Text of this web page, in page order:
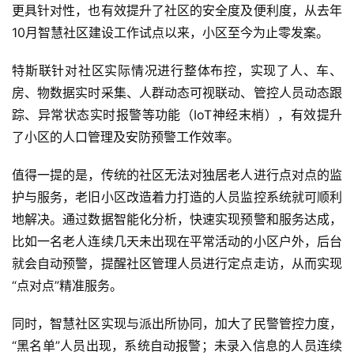
智
城
市
更
内
容
更具针对性，也有效提升了社区的安全度及便利度，从去年
10月智慧社区建设工作试点以来，小区至今为止零发案。
特斯联针对社区实际情况进行整体布控，实现了人、车、
房、物数据实时采集、人群动态可视联动、管控人员动态跟
踪、异常状态实时报警等功能（IoT神经末梢），有效提升
了小区的人口管理及安防预警工作效率。
值得一提的是，传统的社区无法对独居老人进行点对点的监
护与服务，老旧小区改造着力打造的人员监控系统就可顺利
地解决。通过数据智能化分析，快速实现预警和服务达成，
比如一名老人连续几天未出现在平常活动的小区户外，后台
就会自动预警，提醒社区管理人员进行定点走访，从而实现
“点对点”精准服务。
同时，智慧社区实现与派出所协同，加大了民警管控力度，
“黑名单”人员出现，系统自动报警；未录入信息的人员连续